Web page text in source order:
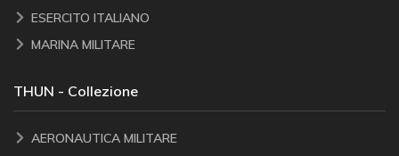
ESERCITO ITALIANO
MARINA MILITARE
THUN - Collezione
AERONAUTICA MILITARE